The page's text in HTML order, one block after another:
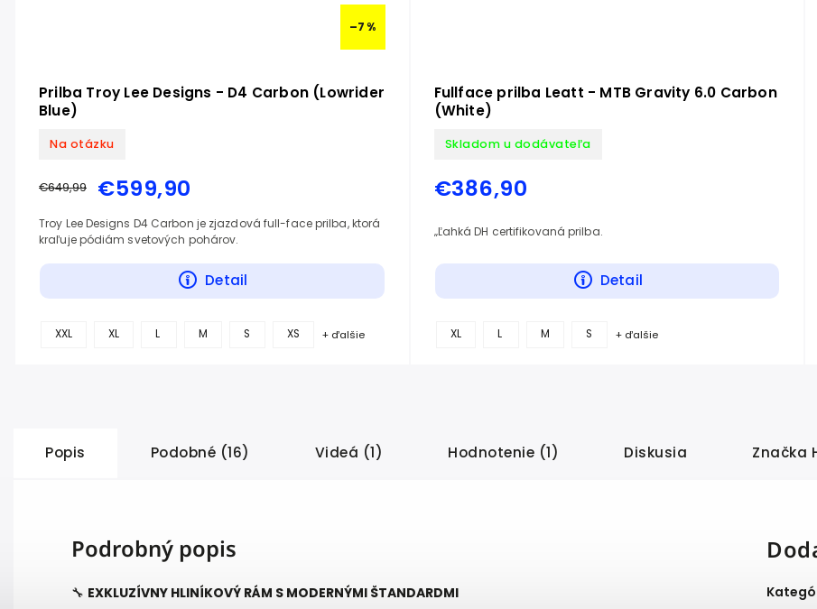
–7 %
Prilba Troy Lee Designs - D4 Carbon (Lowrider
Blue)
Na otázku
€649,99 €599,90
Detail
Troy Lee Designs D4 Carbon je zjazdová full-face prilba, ktorá
kraľuje pódiám svetových pohárov.
XXL XL L M S XS + ďalšie
Fullface prilba Leatt - MTB Gravity 6.0 Carbon
(White)
Skladom u dodávateľa
€386,90
Detail
„Ľahká DH certifikovaná prilba.
XL L M S + ďalšie
Popis Podobné (16) Videá (1) Hodnotenie (1) Diskusia Značka
Podrobný popis
🔧 EXKLUZÍVNY HLINÍKOVÝ RÁM S MODERNÝMI ŠTANDARDMI